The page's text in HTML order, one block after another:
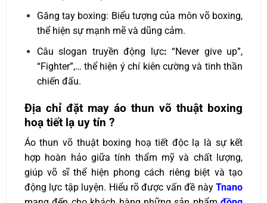
Găng tay boxing: Biểu tượng của môn võ boxing,
thể hiện sự mạnh mẽ và dũng cảm.
Câu slogan truyền động lực: “Never give up”,
“Fighter”,… thể hiện ý chí kiên cường và tinh thần
chiến đấu.
Địa chỉ đặt may áo thun võ thuật boxing
hoạ tiết lạ uy tín ?
Áo thun võ thuật boxing hoạ tiết độc lạ là sự kết
hợp hoàn hảo giữa tính thẩm mỹ và chất lượng,
giúp võ sĩ thể hiện phong cách riêng biệt và tạo
động lực tập luyện. Hiểu rõ được vấn đề nàyTnano